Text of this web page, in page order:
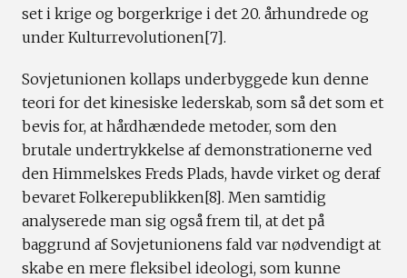
set i krige og borgerkrige i det 20. århundrede og
under Kulturrevolutionen[7].
Sovjetunionen kollaps underbyggede kun denne
teori for det kinesiske lederskab, som så det som et
bevis for, at hårdhændede metoder, som den
brutale undertrykkelse af demonstrationerne ved
den Himmelskes Freds Plads, havde virket og deraf
bevaret Folkerepublikken[8]. Men samtidig
analyserede man sig også frem til, at det på
baggrund af Sovjetunionens fald var nødvendigt at
skabe en mere fleksibel ideologi, som kunne